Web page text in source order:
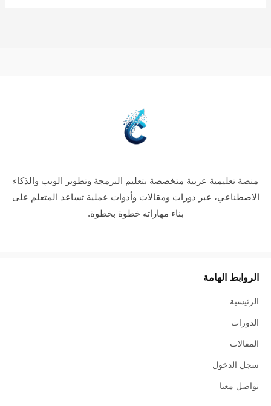
منصة تعليمية عربية متخصصة بتعليم البرمجة وتطوير الويب والذكاء
الاصطناعي، عبر دورات ومقالات وأدوات عملية تساعد المتعلم على
بناء مهاراته خطوة بخطوة.
الروابط الهامة
الرئيسية
الدورات
المقالات
سجل الدخول
تواصل معنا